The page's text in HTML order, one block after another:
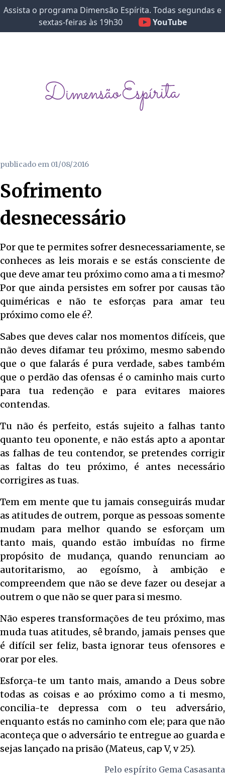
Assista o programa Dimensão Espírita. Todas segundas e
sextas-feiras às 19h30
YouTube
publicado em 01/08/2016
Sofrimento
desnecessário
Por que te permites sofrer desnecessariamente, se
conheces as leis morais e se estás consciente de
que deve amar teu próximo como ama a ti mesmo?
Por que ainda persistes em sofrer por causas tão
quiméricas e não te esforças para amar teu
próximo como ele é?.
Sabes que deves calar nos momentos difíceis, que
não deves difamar teu próximo, mesmo sabendo
que o que falarás é pura verdade, sabes também
que o perdão das ofensas é o caminho mais curto
para tua redenção e para evitares maiores
contendas.
Tu não és perfeito, estás sujeito a falhas tanto
quanto teu oponente, e não estás apto a apontar
as falhas de teu contendor, se pretendes corrigir
as faltas do teu próximo, é antes necessário
corrigires as tuas.
Tem em mente que tu jamais conseguirás mudar
as atitudes de outrem, porque as pessoas somente
mudam para melhor quando se esforçam um
tanto mais, quando estão imbuídas no firme
propósito de mudança, quando renunciam ao
autoritarismo, ao egoísmo, à ambição e
compreendem que não se deve fazer ou desejar a
outrem o que não se quer para si mesmo.
Não esperes transformações de teu próximo, mas
muda tuas atitudes, sê brando, jamais penses que
é difícil ser feliz, basta ignorar teus ofensores e
orar por eles.
Esforça-te um tanto mais, amando a Deus sobre
todas as coisas e ao próximo como a ti mesmo,
concilia-te depressa com o teu adversário,
enquanto estás no caminho com ele; para que não
aconteça que o adversário te entregue ao guarda e
sejas lançado na prisão (Mateus, cap V, v 25).
Pelo espírito Gema Casasanta